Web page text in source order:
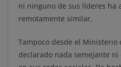
ni ninguno de sus líderes ha
remotamente similar.
Tampoco desde el Ministerio
declarado nada semejante